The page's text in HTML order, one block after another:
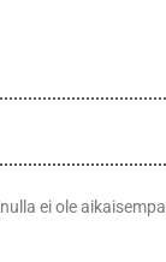
ei ole